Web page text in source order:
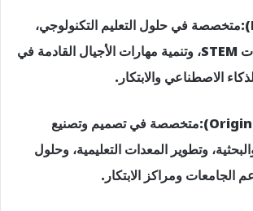
روبوزل (Robozel):متخصصة في حلول التعليم التكنولوجي،
والروبوتات، ومنتجات STEM، وتنمية مهارات الأجيال القادمة في
الاصطناعي والابتكار.
أوريجين لاب (Origin Lab):متخصصة في تصميم وتصنيع
وتطوير المعدات التعليمية، وحلول
الجامعات ومراكز الابتكار.